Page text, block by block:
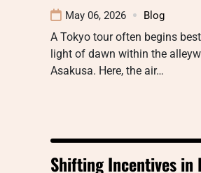
May 06, 2026 Blog
A Tokyo tour often begins
light of dawn within the
Asakusa. Here, the air…
Shifting Incentives in